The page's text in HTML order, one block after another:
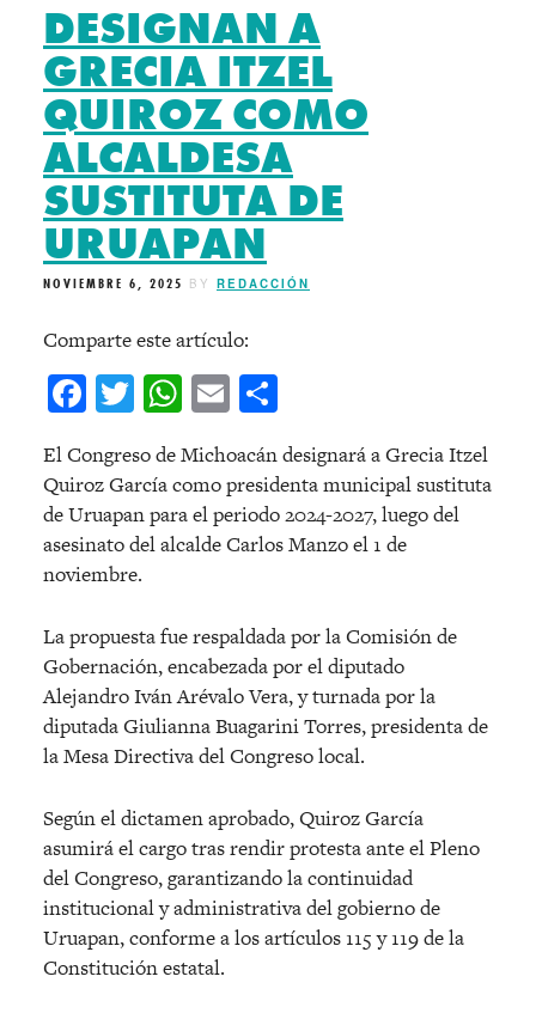
DESIGNAN A
GRECIA ITZEL
QUIROZ COMO
ALCALDESA
SUSTITUTA DE
URUAPAN
NOVIEMBRE 6, 2025 BY REDACCIÓN
Comparte este artículo:
Facebook
Twitter
WhatsApp
Email
El Congreso de Michoacán designará a Grecia Itzel
Quiroz García como presidenta municipal sustituta
de Uruapan para el periodo 2024-2027, luego del
asesinato del alcalde Carlos Manzo el 1 de
noviembre.
La propuesta fue respaldada por la Comisión de
Gobernación, encabezada por el diputado
Alejandro Iván Arévalo Vera, y turnada por la
diputada Giulianna Buagarini Torres, presidenta de
la Mesa Directiva del Congreso local.
Según el dictamen aprobado, Quiroz García
asumirá el cargo tras rendir protesta ante el Pleno
del Congreso, garantizando la continuidad
institucional y administrativa del gobierno de
Uruapan, conforme a los artículos 115 y 119 de la
Constitución estatal.